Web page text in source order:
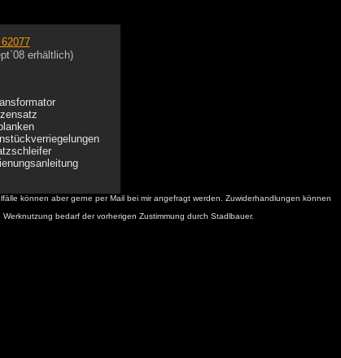
erhältlich)
können aber gerne per Mail bei mir angefragt werden. Zuwiderhandlungen können
bedarf der vorherigen Zustimmung durch Stadlbauer.